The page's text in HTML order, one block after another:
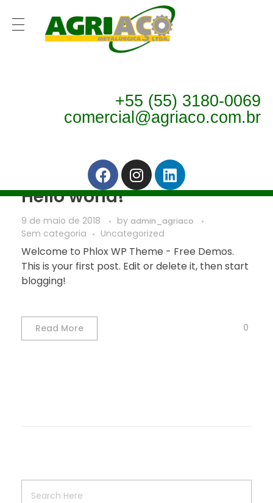
+55 (55) 3180-0069
comercial@agriaco.com.br
Home
maio 2018
Hello world!
9 de maio de 2018 by admin_agriaco
Sem categoria Uncategorized
Welcome to Phlox WP Theme - Free Demos.
This is your first post. Edit or delete it, then start
blogging!
Read More 0